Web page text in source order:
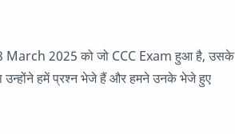
March 2025 को जो CCC Exam हुआ है, उसके
उन्होंने हमें प्रश्न भेजे हैं और हमने उनके भेजे हुए